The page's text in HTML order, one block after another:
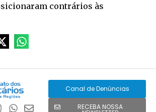
contrários às
Canal de Denúncias
RECEBA NOSSA